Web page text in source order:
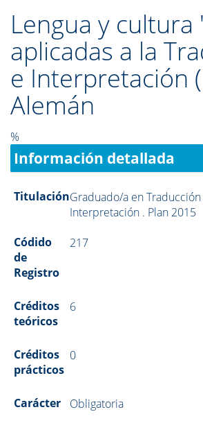
Lengua y cultura
aplicadas a la
e Interpretación
Alemán
%
Información detallada
TitulaciónGraduado/a en Traducción
Interpretación . Plan 2015
Códido
de
Registro
217
Créditos
teóricos
6
Créditos
prácticos
0
Carácter Obligatoria